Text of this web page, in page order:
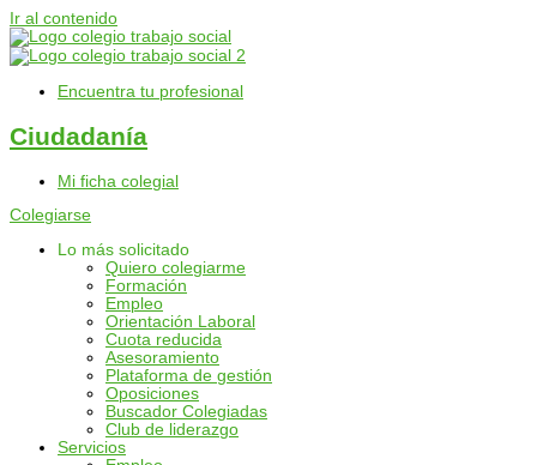
Ir al contenido
Encuentra tu profesional
Ciudadanía
Mi ficha colegial
Colegiarse
Lo más solicitado
Quiero colegiarme
Formación
Empleo
Orientación Laboral
Cuota reducida
Asesoramiento
Plataforma de gestión
Oposiciones
Buscador Colegiadas
Club de liderazgo
Servicios